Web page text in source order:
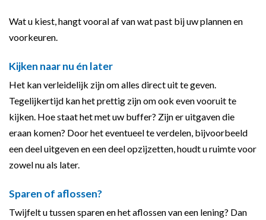
Wat u kiest, hangt vooral af van wat past bij uw plannen en
voorkeuren.
Kijken naar nu én later
Het kan verleidelijk zijn om alles direct uit te geven.
Tegelijkertijd kan het prettig zijn om ook even vooruit te
kijken. Hoe staat het met uw buffer? Zijn er uitgaven die
eraan komen? Door het eventueel te verdelen, bijvoorbeeld
een deel uitgeven en een deel opzijzetten, houdt u ruimte voor
zowel nu als later.
Sparen of aflossen?
Twijfelt u tussen sparen en het aflossen van een lening? Dan